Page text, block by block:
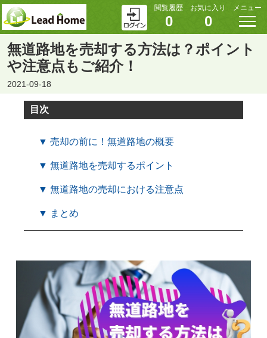
閲覧履歴
0
お気に入り
0
メニュー
無道路地を売却する方法は？ポイント
や注意点もご紹介！
2021-09-18
目次
▼ 売却の前に！無道路地の概要
▼ 無道路地を売却するポイント
▼ 無道路地の売却における注意点
▼ まとめ